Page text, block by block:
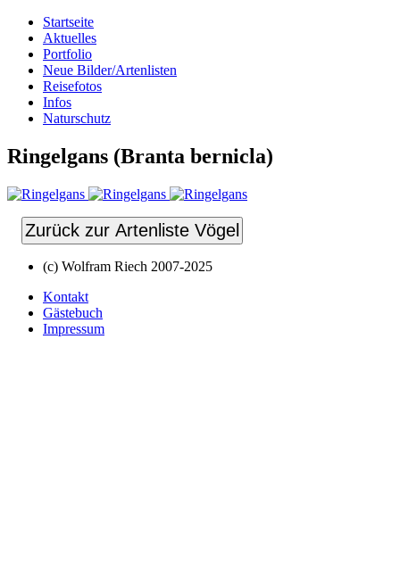
Startseite
Aktuelles
Portfolio
Neue Bilder/Artenlisten
Reisefotos
Infos
Naturschutz
Ringelgans (Branta bernicla)
Zurück zur Artenliste Vögel
(c) Wolfram Riech 2007-2025
Kontakt
Gästebuch
Impressum